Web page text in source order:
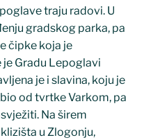
traju radovi. U
gradskog parka, pa
čipke koja je
Gradu Lepoglavi
je i slavina, koju je
od tvrtke Varkom, pa
Na širem
u Zlogonju,